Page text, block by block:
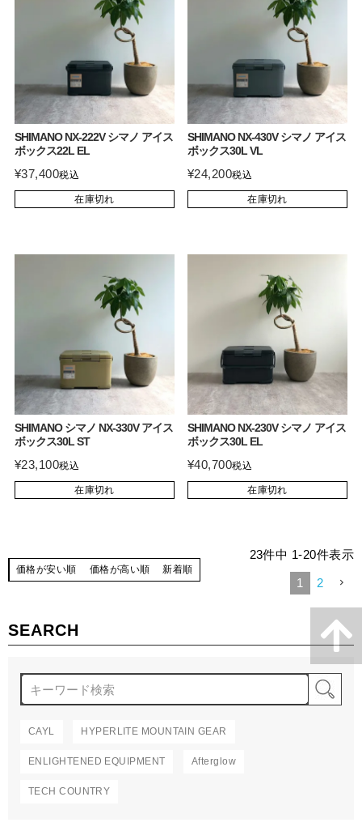
SEARCH
CAYL HYPERLITE MOUNTAIN GEAR
ENLIGHTENED EQUIPMENT Afterglow
TECH COUNTRY
SHIMANO NX-222V シマノ アイス
ボックス22L EL
¥37,400税込
在庫切れ
SHIMANO NX-430V シマノ アイス
ボックス30L VL
¥24,200税込
在庫切れ
SHIMANO シマノ NX-330V アイス
ボックス30L ST
¥23,100税込
在庫切れ
SHIMANO NX-230V シマノ アイス
ボックス30L EL
¥40,700税込
在庫切れ
価格が安い順 価格が高い順 新着順
23件中 1-20件表示
1 2